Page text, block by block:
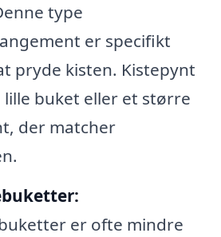
type
er specifikt
pryde kisten. Kistepynt
buket eller et større
der matcher
er ofte mindre